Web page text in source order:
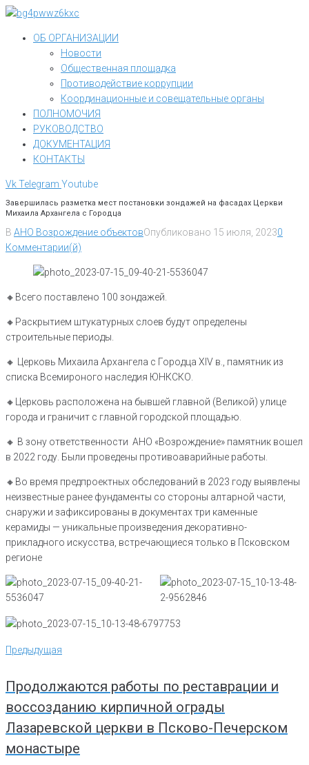
Перейти
контентуОБ ОРГАНИЗАЦИИ
Новости
Общественная площадка
Противодействие коррупции
Координационные и совещательные органы
ПОЛНОМОЧИЯ
РУКОВОДСТВО
ДОКУМЕНТАЦИЯ
КОНТАКТЫ
VkTelegram Youtube
Завершилась разметка мест постановки зондажей на фасадах Церкви
Михаила Архангела с Городца
В АНО Возрождение объектовОпубликовано 15 июля, 20230
Комментарии(й)
🔸️Всего поставлено 100 зондажей.
🔸️Раскрытием штукатурных слоев будут определены
строительные периоды.
🔸️ Церковь Михаила Архангела с Городца XIV в., памятник из
списка Всемироного наследия ЮНКСКО.
🔸️Церковь расположена на бывшей главной (Великой) улице
города и граничит с главной городской площадью.
🔸️ В зону ответственности АНО «Возрождение» памятник вошел
в 2022 году. Были проведены противоаварийные работы.
🔸️Во время предпроектных обследований в 2023 году выявлены
неизвестные ранее фундаменты со стороны алтарной части,
снаружи и зафиксированы в документах три каменные
керамиды — уникальные произведения декоративно-
прикладного искусства, встречающиеся только в Псковском
регионе
Навигация
по
Предыдущая
Предыдущая
Продолжаются работы по реставрации и
воссозданию кирпичной ограды
Лазаревской церкви в Псково-Печерском
монастыре